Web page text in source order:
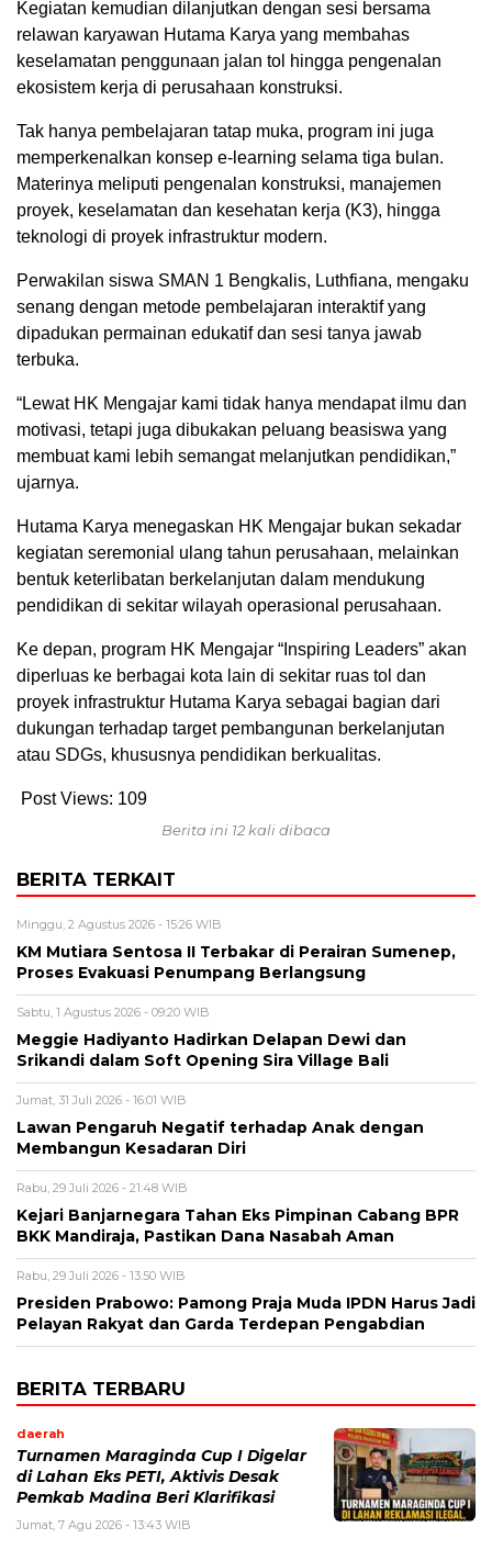
Kegiatan kemudian dilanjutkan dengan sesi bersama
relawan karyawan Hutama Karya yang membahas
keselamatan penggunaan jalan tol hingga pengenalan
ekosistem kerja di perusahaan konstruksi.
Tak hanya pembelajaran tatap muka, program ini juga
memperkenalkan konsep e-learning selama tiga bulan.
Materinya meliputi pengenalan konstruksi, manajemen
proyek, keselamatan dan kesehatan kerja (K3), hingga
teknologi di proyek infrastruktur modern.
Perwakilan siswa SMAN 1 Bengkalis, Luthfiana, mengaku
senang dengan metode pembelajaran interaktif yang
dipadukan permainan edukatif dan sesi tanya jawab
terbuka.
“Lewat HK Mengajar kami tidak hanya mendapat ilmu dan
motivasi, tetapi juga dibukakan peluang beasiswa yang
membuat kami lebih semangat melanjutkan pendidikan,”
ujarnya.
Hutama Karya menegaskan HK Mengajar bukan sekadar
kegiatan seremonial ulang tahun perusahaan, melainkan
bentuk keterlibatan berkelanjutan dalam mendukung
pendidikan di sekitar wilayah operasional perusahaan.
Ke depan, program HK Mengajar “Inspiring Leaders” akan
diperluas ke berbagai kota lain di sekitar ruas tol dan
proyek infrastruktur Hutama Karya sebagai bagian dari
dukungan terhadap target pembangunan berkelanjutan
atau SDGs, khususnya pendidikan berkualitas.
Post Views: 109
Berita ini 12 kali dibaca
BERITA TERKAIT
Minggu, 2 Agustus 2026 - 15:26 WIB
KM Mutiara Sentosa II Terbakar di Perairan Sumenep,
Proses Evakuasi Penumpang Berlangsung
Sabtu, 1 Agustus 2026 - 09:20 WIB
Meggie Hadiyanto Hadirkan Delapan Dewi dan
Srikandi dalam Soft Opening Sira Village Bali
Jumat, 31 Juli 2026 - 16:01 WIB
Lawan Pengaruh Negatif terhadap Anak dengan
Membangun Kesadaran Diri
Rabu, 29 Juli 2026 - 21:48 WIB
Kejari Banjarnegara Tahan Eks Pimpinan Cabang BPR
BKK Mandiraja, Pastikan Dana Nasabah Aman
Rabu, 29 Juli 2026 - 13:50 WIB
Presiden Prabowo: Pamong Praja Muda IPDN Harus Jadi
Pelayan Rakyat dan Garda Terdepan Pengabdian
BERITA TERBARU
daerah
Turnamen Maraginda Cup I Digelar
di Lahan Eks PETI, Aktivis Desak
Pemkab Madina Beri Klarifikasi
Jumat, 7 Agu 2026 - 13:43 WIB